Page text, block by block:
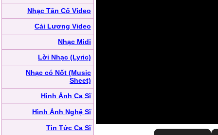
Nhạc Tân Cổ Video
Cải Lương Video
Nhạc Midi
Lời Nhạc (Lyric)
Nhạc có Nốt (Music
Sheet)
Hình Ảnh Ca Sĩ
Hình Ảnh Nghệ Sĩ
Tin Tức Ca Sĩ